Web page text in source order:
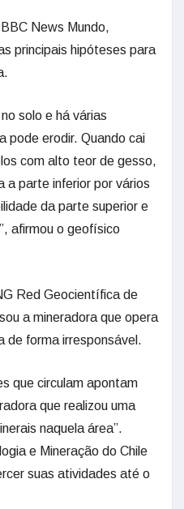
News Mundo,
principais hipóteses para
solo e há várias
pode erodir. Quando cai
com alto teor de gesso,
a parte inferior por vários
da parte superior e
afirmou o geofísico
Red Geocientífica de
a mineradora que opera
de forma irresponsável.
que circulam apontam
que realizou uma
naquela área”.
e Mineração do Chile
suas atividades até o